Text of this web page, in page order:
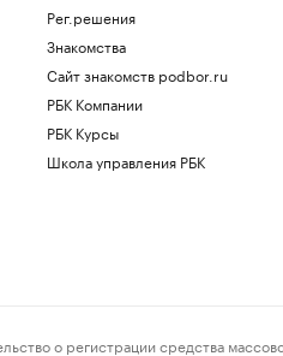
Рег.решения
Знакомства
Сайт знакомств podbor.ru
РБК Компании
РБК Курсы
Школа управления РБК
о регистрации средства